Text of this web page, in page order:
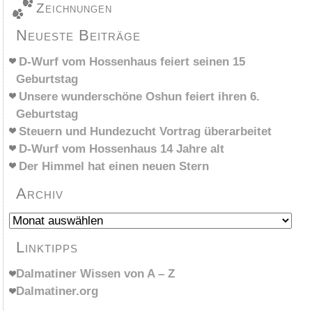
Zeichnungen
Neueste Beiträge
D-Wurf vom Hossenhaus feiert seinen 15
Geburtstag
Unsere wunderschöne Oshun feiert ihren 6.
Geburtstag
Steuern und Hundezucht Vortrag überarbeitet
D-Wurf vom Hossenhaus 14 Jahre alt
Der Himmel hat einen neuen Stern
Archiv
Archiv
Linktipps
Dalmatiner Wissen von A – Z
Dalmatiner.org